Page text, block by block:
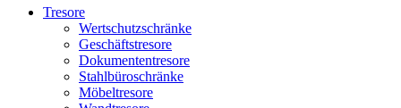
Tresore
Wertschutzschränke
Geschäftstresore
Dokumententresore
Stahlbüroschränke
Möbeltresore